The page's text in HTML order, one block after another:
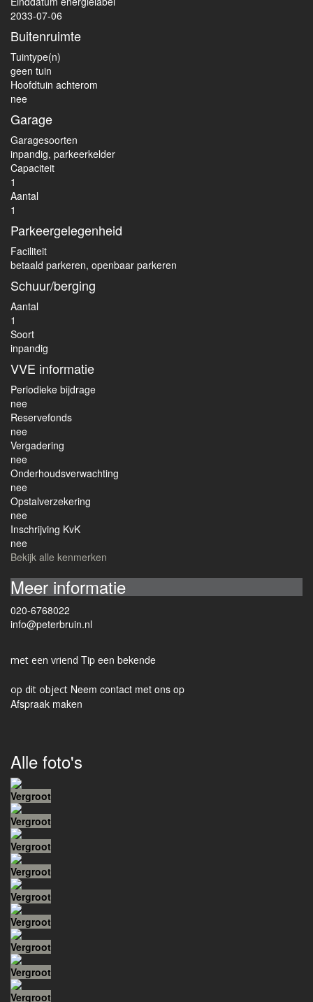
2033-07-06
Buitenruimte
Tuintype(n)
geen tuin
Hoofdtuin achterom
nee
Garage
Garagesoorten
inpandig, parkeerkelder
Capaciteit
1
Aantal
1
Parkeergelegenheid
Faciliteit
betaald parkeren, openbaar parkeren
Schuur/berging
Aantal
1
Soort
inpandig
VVE informatie
Periodieke bijdrage
nee
Reservefonds
nee
Vergadering
nee
Onderhoudsverwachting
nee
Opstalverzekering
nee
Inschrijving KvK
nee
Bekijk alle kenmerken
Meer informatie
020-6768022
info@peterbruin.nl
Tip een bekende
Neem contact met ons op
Afspraak maken
Alle foto's
Vergroot
Vergroot
Vergroot
Vergroot
Vergroot
Vergroot
Vergroot
Vergroot
Vergroot